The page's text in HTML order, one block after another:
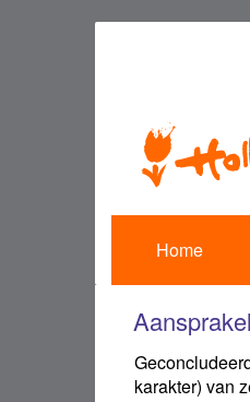
Home
karakter) van